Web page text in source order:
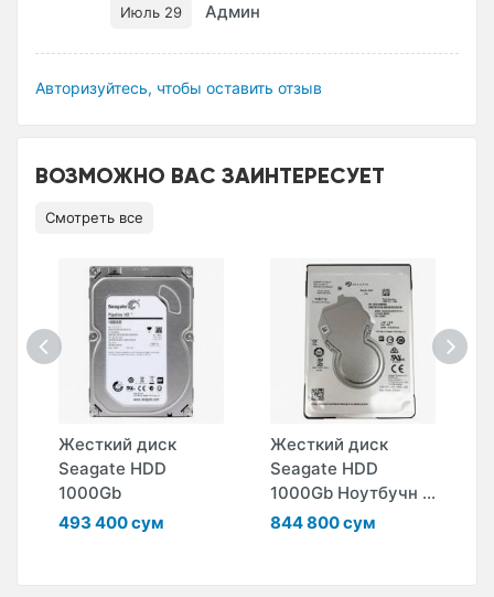
Июль 29 Админ
Авторизуйтесь, чтобы оставить отзыв
ВОЗМОЖНО ВАС ЗАИНТЕРЕСУЕТ
Смотреть все
Жесткий диск
Seagate HDD
1000Gb
493 400 сум
Жесткий диск
Seagate HDD
1000Gb Ноутбучн ...
844 800 сум